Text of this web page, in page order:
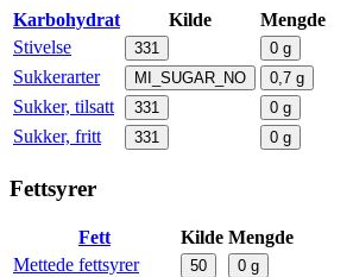
Karbohydrat Kilde
Mengde
Stivelse
331 0 g
Sukkerarter MI_SUGAR_NO 0,7 g
Sukker, tilsatt 331 0 g
Sukker, fritt 331 0 g
Fettsyrer
Fett Kilde Mengde
Mettede fettsyrer
50 0 g